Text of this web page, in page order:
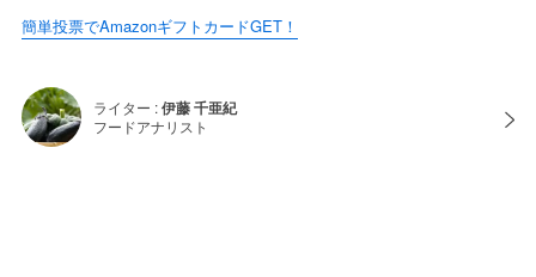
簡単投票でAmazonギフトカードGET！
ライター :伊藤 千亜紀
フードアナリスト